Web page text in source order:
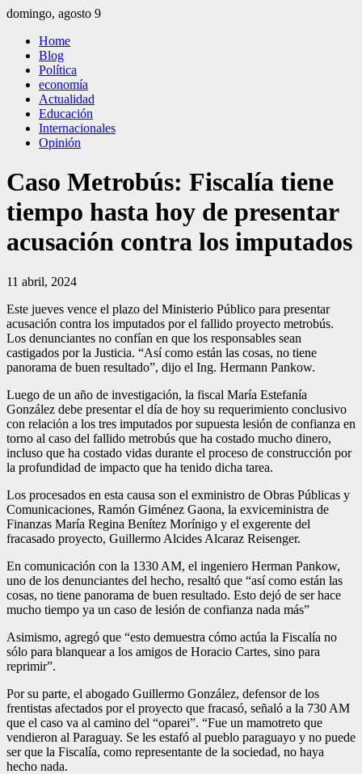
Saltar
contenido
domingo, agosto 9
El Independiente
El independiente Libre y Transparente
Home
Blog
Política
economía
Actualidad
Educación
Internacionales
Opinión
Caso Metrobús: Fiscalía tiene
tiempo hasta hoy de presentar
acusación contra los imputados
11 abril, 2024
Este jueves vence el plazo del Ministerio Público para presentar
acusación contra los imputados por el fallido proyecto metrobús.
Los denunciantes no confían en que los responsables sean
castigados por la Justicia. “Así como están las cosas, no tiene
panorama de buen resultado”, dijo el Ing. Hermann Pankow.
Luego de un año de investigación, la fiscal María Estefanía
González debe presentar el día de hoy su requerimiento conclusivo
con relación a los tres imputados por supuesta lesión de confianza en
torno al caso del fallido metrobús que ha costado mucho dinero,
incluso que ha costado vidas durante el proceso de construcción por
la profundidad de impacto que ha tenido dicha tarea.
Los procesados en esta causa son el exministro de Obras Públicas y
Comunicaciones, Ramón Giménez Gaona, la exviceministra de
Finanzas María Regina Benítez Morínigo y el exgerente del
fracasado proyecto, Guillermo Alcides Alcaraz Reisenger.
En comunicación con la 1330 AM, el ingeniero Herman Pankow,
uno de los denunciantes del hecho, resaltó que “así como están las
cosas, no tiene panorama de buen resultado. Esto dejó de ser hace
mucho tiempo ya un caso de lesión de confianza nada más”
Asimismo, agregó que “esto demuestra cómo actúa la Fiscalía no
sólo para blanquear a los amigos de Horacio Cartes, sino para
reprimir”.
Por su parte, el abogado Guillermo González, defensor de los
frentistas afectados por el proyecto que fracasó, señaló a la 730 AM
que el caso va al camino del “oparei”. “Fue un mamotreto que
vendieron al Paraguay. Se les estafó al pueblo paraguayo y no puede
ser que la Fiscalía, como representante de la sociedad, no haya
hecho nada.